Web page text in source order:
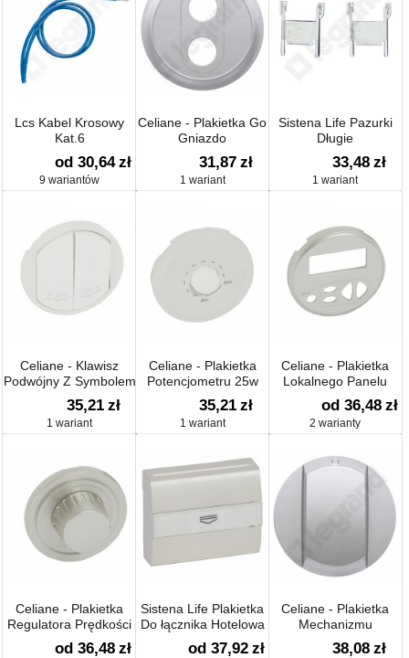
Lcs Kabel Krosowy
Kat.6
od 30,64 zł
9 wariantów
Celiane - Plakietka Go
Gniazdo
Głośnikowego
Bananowego
Pojedynczego Tytan
31,87 zł
1 wariant
Sistena Life Pazurki
Długie
33,48 zł
1 wariant
Celiane - Klawisz
Podwójny Z Symbolem
Lampki
35,21 zł
1 wariant
Celiane - Plakietka
Potencjometru 25w
35,21 zł
1 wariant
Celiane - Plakietka
Lokalnego Panelu
Kontrolnego Z Lcd
od 36,48 zł
2 warianty
Celiane - Plakietka
Regulatora Prędkości
Wentylatora 400w
od 36,48 zł
Sistena Life Plakietka
Do łącznika Hotelowa
Mechanicznego
od 37,92 zł
Celiane - Plakietka
Mechanizmu
Cięgnowego
38,08 zł